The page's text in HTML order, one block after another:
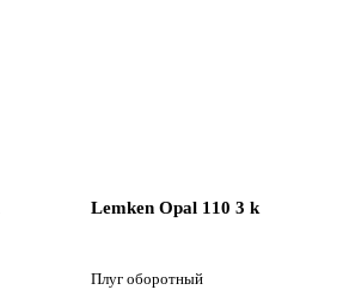
Lemken Opal 110 3 k
Плуг оборотный